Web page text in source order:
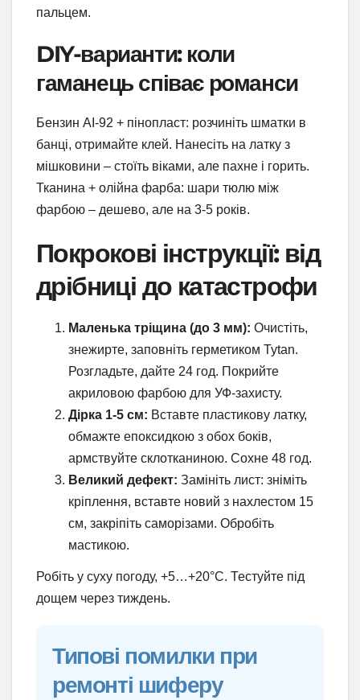
пальцем.
DIY-варианти: коли
гаманець співає романси
Бензин АІ-92 + пінопласт: розчиніть шматки в
банці, отримайте клей. Нанесіть на латку з
мішковини – стоїть віками, але пахне і горить.
Тканина + олійна фарба: шари тюлю між
фарбою – дешево, але на 3-5 років.
Покрокові інструкції: від
дрібниці до катастрофи
Маленька тріщина (до 3 мм): Очистіть,
знежирте, заповніть герметиком Tytan.
Розгладьте, дайте 24 год. Покрийте
акриловою фарбою для УФ-захисту.
Дірка 1-5 см: Вставте пластикову латку,
обмажте епоксидкою з обох боків,
армствуйте склотканиною. Сохне 48 год.
Великий дефект: Замініть лист: зніміть
кріплення, вставте новий з нахлестом 15
см, закріпіть саморізами. Обробіть
мастикою.
Робіть у суху погоду, +5…+20°C. Тестуйте під
дощем через тиждень.
Типові помилки при
ремонті шиферу